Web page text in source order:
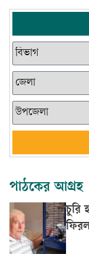
পাঠকের আগ্রহ
চুরি
ফিরল